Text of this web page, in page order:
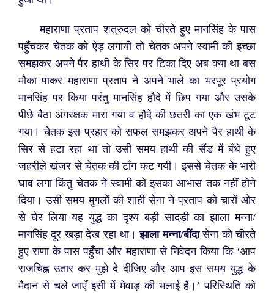
महाराणा प्रताप शत्रुदल को चीरते हुए मानसिंह के पास
पहुँचकर चेतक को ऐड़ लगायी तो चेतक अपने स्वामी की इच्छा
समझकर अपने पैर हाथी के सिर पर टिका दिए अब क्या था बस
मौका पाकर महाराणा प्रताप ने अपने भाले का भरपूर प्रयोग
मानसिंह पर किया परंतु मानसिंह हौदे में छिप गया और उसके
पीछे बैठा अंगरक्षक मारा गया व हौदे की छतरी का एक खंभ टूट
गया। चेतक इस प्रहार को सफल समझकर अपने पैर हाथी के
सिर से हटा रहा था तो उसी समय हाथी की सैंड में बँधे हुए
जहरीले खंजर से चेतक की टाँग कट गयी। इससे चेतक के भारी
घाव लगा किंतु चेतक ने स्वामी को इसका आभास तक नहीं होने
दिया।उसी समय मुगलों की शाही सेना ने प्रताप को चारों ओर
से घेर लिया यह युद्ध का दृश्य बड़ी सादड़ी का झाला मन्ना/
मानसिंह दूर खड़ा देख रहा था।झाला मन्ना/बींदासेना को चीरते
हुए राणा के पास पहुँचा और महाराणा से निवेदन किया कि ‘आप
राजचिह्न उतार करमुझे दे दीजिए और आप इस समय युद्ध के
मैदान से चले जाएँ इसी में मेवाड़ की भलाई है।’ परिस्थिति को